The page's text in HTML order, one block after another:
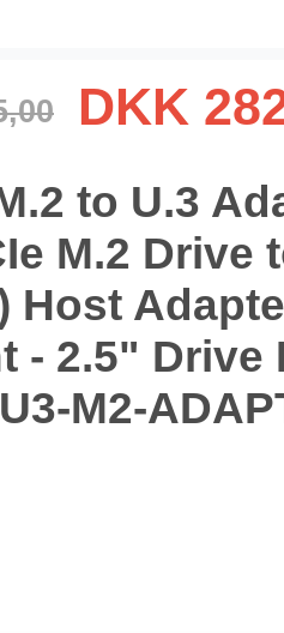
DKK
to U.3
M.2 Drive
Host
- 2.5" Drive
M2-